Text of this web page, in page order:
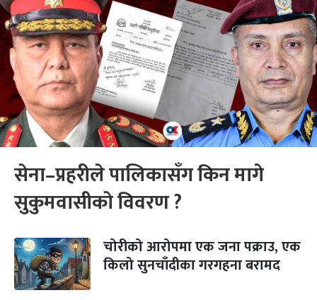
सेना–प्रहरीले पालिकासँग किन मागे
सुकुमवासीको विवरण ?
चोरीको आरोपमा एक जना पक्राउ, एक
किलो सुनचाँदीका गरगहना बरामद